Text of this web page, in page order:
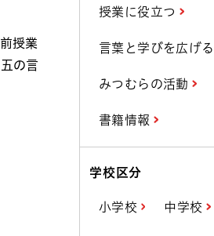
授業
の言
授業に役立つ
言葉と学びを広げる
みつむらの活動
書籍情報
学校区分
小学校 中学校